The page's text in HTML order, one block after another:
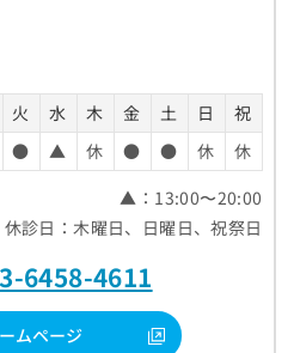
火 水 木 金 土 日
祝
● ▲ 休 ● ● 休
休
▲：13:00〜20:00
休診日：木曜日、日曜日、祝祭日
6458-4611
ムページ